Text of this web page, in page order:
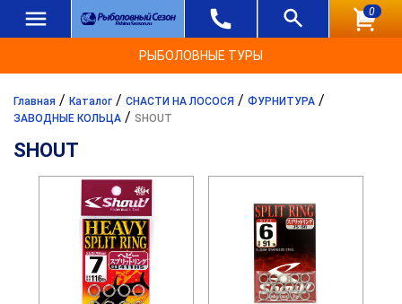
0
РЫБОЛОВНЫЕ ТУРЫ
Главная / Каталог / СНАСТИ НА ЛОСОСЯ / ФУРНИТУРА /
ЗАВОДНЫЕ КОЛЬЦА / SHOUT
SHOUT